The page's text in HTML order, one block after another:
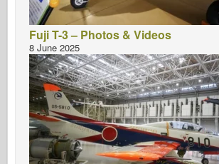
Fuji T-3 – Photos & Videos
8 June 2025